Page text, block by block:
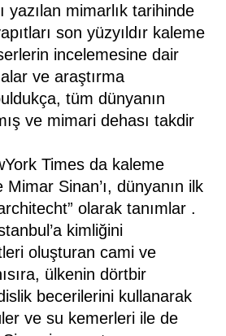
yazılan mimarlık tarihinde
son yüzyıldır kaleme
incelemesine dair
ve araştırma
tüm dünyanın
ve mimari dehası takdir
Times da kaleme
Sinan’ı, dünyanın ilk
olarak tanımlar .
kimliğini
oluşturan cami ve
ülkenin dörtbir
becerilerini kullanarak
ve su kemerleri ile de